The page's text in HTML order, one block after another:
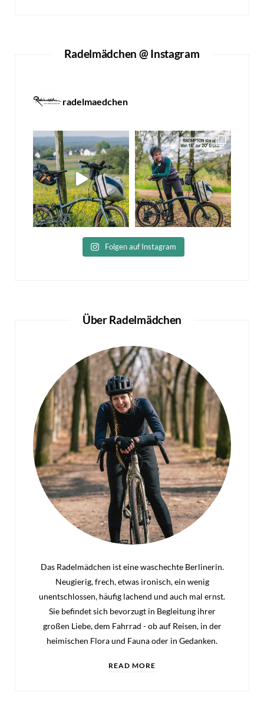
Radelmädchen @ Instagram
radelmaedchen
Folgen auf Instagram
Über Radelmädchen
Das Radelmädchen ist eine waschechte Berlinerin.
Neugierig, frech, etwas ironisch, ein wenig
unentschlossen, häufig lachend und auch mal ernst.
Sie befindet sich bevorzugt in Begleitung ihrer
großen Liebe, dem Fahrrad - ob auf Reisen, in der
heimischen Flora und Fauna oder in Gedanken.
READ MORE